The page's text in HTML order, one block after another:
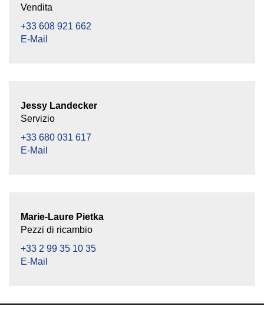
Vendita
+33 608 921 662
E-Mail
Jessy Landecker
Servizio
+33 680 031 617
E-Mail
Marie-Laure Pietka
Pezzi di ricambio
+33 2 99 35 10 35
E-Mail